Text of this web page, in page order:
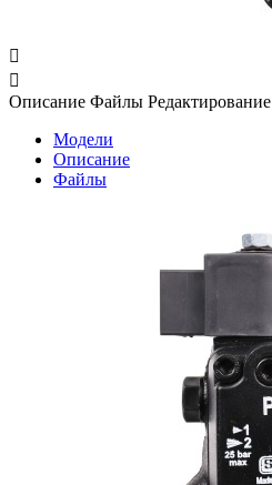


Описание Файлы Редактирование
Модели
Описание
Файлы